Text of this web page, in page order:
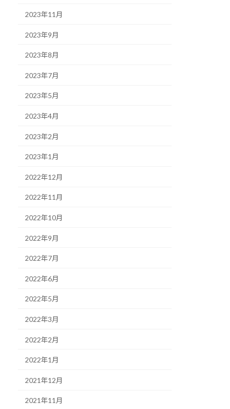
2023年11月
2023年9月
2023年8月
2023年7月
2023年5月
2023年4月
2023年2月
2023年1月
2022年12月
2022年11月
2022年10月
2022年9月
2022年7月
2022年6月
2022年5月
2022年3月
2022年2月
2022年1月
2021年12月
2021年11月